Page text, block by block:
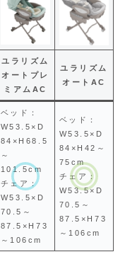
ユラリズム
オートプレ
ミアムAC
ユラリズム
オートAC
ベッド：
W53.5×D
84×H68.5
～
101.5cm
チェア：
W53.5×D
70.5～
87.5×H73
～106cm
ベッド：
W53.5×D
84×H42～
75cm
チェア：
W53.5×D
70.5～
87.5×H73
～106cm